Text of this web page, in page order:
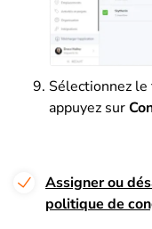
Sélectionnez le
appuyez sur
Assigner ou
politique de